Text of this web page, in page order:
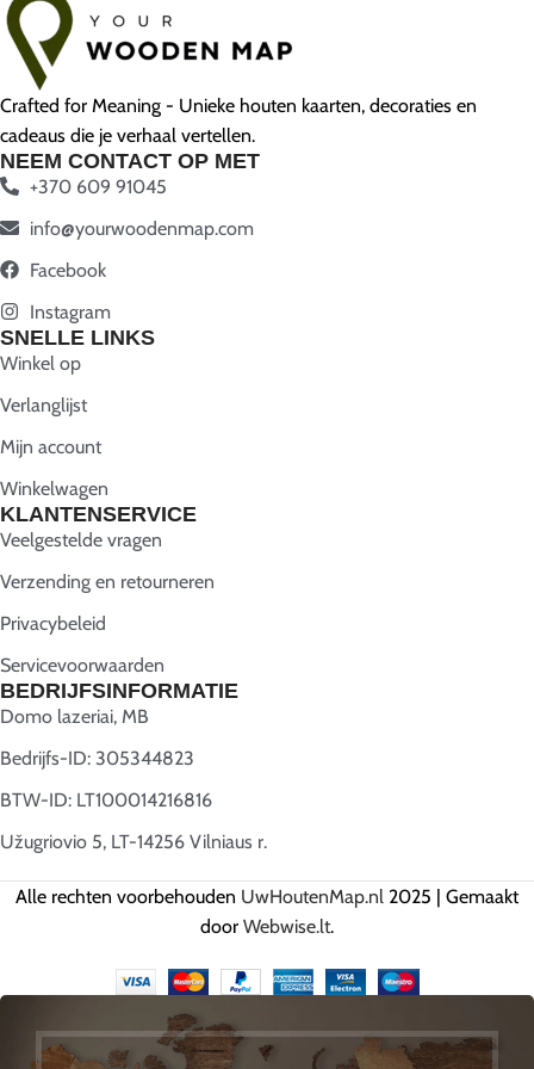
Crafted for Meaning - Unieke houten kaarten, decoraties en
cadeaus die je verhaal vertellen.
NEEM CONTACT OP MET
+370 609 91045
info@yourwoodenmap.com
Facebook
Instagram
SNELLE LINKS
Winkel op
Verlanglijst
Mijn account
Winkelwagen
KLANTENSERVICE
Veelgestelde vragen
Verzending en retourneren
Privacybeleid
Servicevoorwaarden
BEDRIJFSINFORMATIE
Domo lazeriai, MB
Bedrijfs-ID: 305344823
BTW-ID: LT100014216816
Užugriovio 5, LT-14256 Vilniaus r.
Alle rechten voorbehouden UwHoutenMap.nl 2025 | Gemaakt
door Webwise.lt.